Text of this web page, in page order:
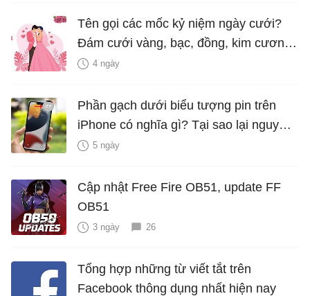
Tên gọi các mốc kỷ niệm ngày cưới?
Đám cưới vàng, bạc, đồng, kim cương
là bao nhiêu năm?
4 ngày
Phần gạch dưới biểu tượng pin trên
iPhone có nghĩa gì? Tại sao lại nguy
hiểm?
5 ngày
Cập nhật Free Fire OB51, update FF
OB51
3 ngày 26
Tổng hợp những từ viết tắt trên
Facebook thông dụng nhất hiện nay